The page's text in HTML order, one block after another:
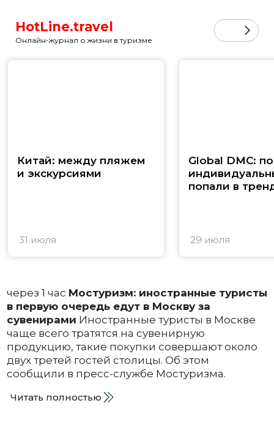
HotLine.travel
Онлайн-журнал о жизни в туризме
Китай: между пляжем
и экскурсиями
31 июля
Global DMC:
попали в
29 июля
через 1 час Мостуризм: иностранные туристы
в первую очередь едут в Москву за
сувенирами Иностранные туристы в Москве
чаще всего тратятся на сувенирную
продукцию, такие покупки совершают около
двух третей гостей столицы. Об этом
сообщили в пресс-службе Мостуризма.
Читать полностью